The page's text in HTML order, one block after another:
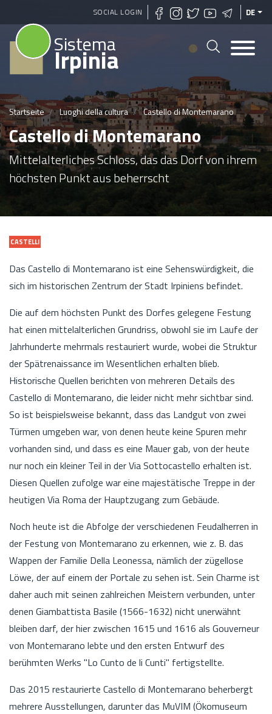
Direkt
zum
SOCIAL LOGIN DE
Sistema
Irpinia
Startseite Luoghi della cultura Castello di Montemarano
Castello di Montemarano
Mittelalterliches Schloss, das das Dorf von ihrem
höchsten Punkt aus beherrscht
CASTELLI
Das Castello di Montemarano ist eine Sehenswürdigkeit, die
sich im historischen Zentrum der Stadt Irpiniens befindet.
Die auf dem höchsten Punkt des Dorfes gelegene Festung
hat einen mittelalterlichen Grundriss, obwohl sie im Laufe der
Jahrhunderte mehrmals restauriert wurde, wobei die Struktur
der Spätrenaissance im Wesentlichen erhalten blieb.
Historische Quellen berichten von mehreren Details des
Castello di Montemarano, die leider nicht mehr sichtbar sind.
So ist beispielsweise bekannt, dass das Landgut von zwei
Türmen umgeben war, von denen heute keine Spuren mehr
vorhanden sind, und dass es eine Mauer gab, von der heute
nur noch ein kleiner Teil in der Via Sottocastello erhalten ist.
Diesen Quellen zufolge war eine majestätische Treppe in der
heutigen Via Roma der Hauptzugang zum Gebäude.
Noch heute ist die Abfolge der verschiedenen Feudalherren in
der Festung von Montemarano zu erkennen, wie z. B. das
Wappen der Familie Della Leonessa, nämlich der zügellose
Löwe, der auf einem der Portale zu sehen ist. Sein Charme ist
daher auch mit seinen zahlreichen Meistern verbunden, unter
denen Giambattista Basile (1566-1632) nicht unerwähnt
bleiben darf, der hier zwischen 1615 und 1616 als Gouverneur
von Montemarano lebte und den ersten Entwurf des
berühmten Werks "Lo Cunto de li Cunti" fertigstellte.
Das 2015 restaurierte Castello di Montemarano beherbergt
mehrere Ausstellungen, darunter das MuVIM (Ökomuseum